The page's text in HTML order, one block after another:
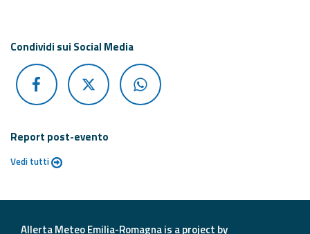
Condividi sui Social Media
Report post-evento
Vedi tutti
Allerta Meteo Emilia-Romagna is a project by